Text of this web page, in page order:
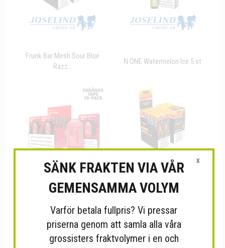
Frunk Bar Mesh Sour Blue
Razz...
N ONE Watermelon Ice 5 st
Ice...
800...
X
SÄNK FRAKTEN VIA VÅR
GEMENSAMMA VOLYM
Varför betala fullpris? Vi pressar
priserna genom att samla alla våra
grossisters fraktvolymer i en och